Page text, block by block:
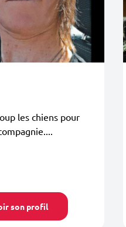
les chiens pour
son profil